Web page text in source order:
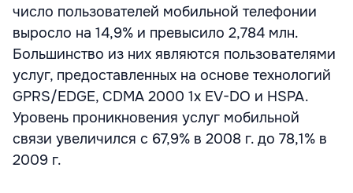
число пользователей мобильной телефонии
выросло на 14,9% и превысило 2,784 млн.
Большинство из них являются пользователями
услуг, предоставленных на основе технологий
GPRS/EDGE, CDMA 2000 1x EV-DO и HSPA.
Уровень проникновения услуг мобильной
связи увеличился с 67,9% в 2008 г. до 78,1% в
2009 г.